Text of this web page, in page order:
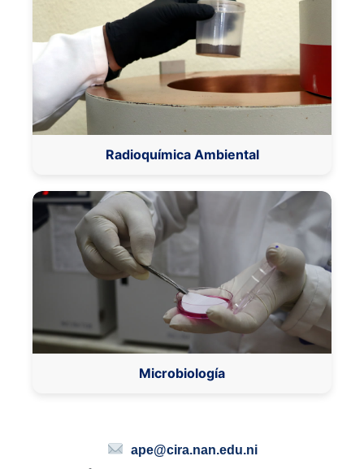
Radioquímica Ambiental
Microbiología
ape@cira.nan.edu.ni